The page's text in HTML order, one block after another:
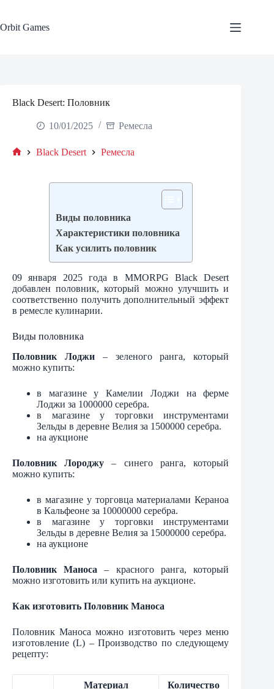
content
Orbit Games
Black Desert: Половник
10/01/2025 Ремесла
Black Desert Ремесла
Виды половника
Характеристики половника
Как усилить половник
09 января 2025 года в MMORPG Black Desert
добавлен половник, который можно улучшить и
соответственно получить дополнительный эффект
в ремесле кулинарии.
Виды половника
Половник Лоджи– зеленого ранга, который
можно купить:
в магазине у Камелии Лоджи на ферме
Лоджи за 1000000 серебра.
в магазине у торговки инструментами
Зельды в деревне Велия за 1500000 серебра.
на аукционе
Половник Лороджу – синего ранга, который
можно купить:
в магазине у торговца материалами Кераноа
в Кальфеоне за 10000000 серебра.
в магазине у торговки инструментами
Зельды в деревне Велия за 15000000 серебра.
на аукционе
Половник Маноса – красного ранга, который
можно изготовить или купить на аукционе.
Как изготовить Половник Маноса
Половник Маноса можно изготовить через меню
изготовление (L) – Производство по следующему
рецепту:
Материал Количество